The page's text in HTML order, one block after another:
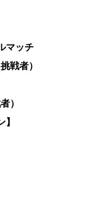
マッチ
戦者）
）